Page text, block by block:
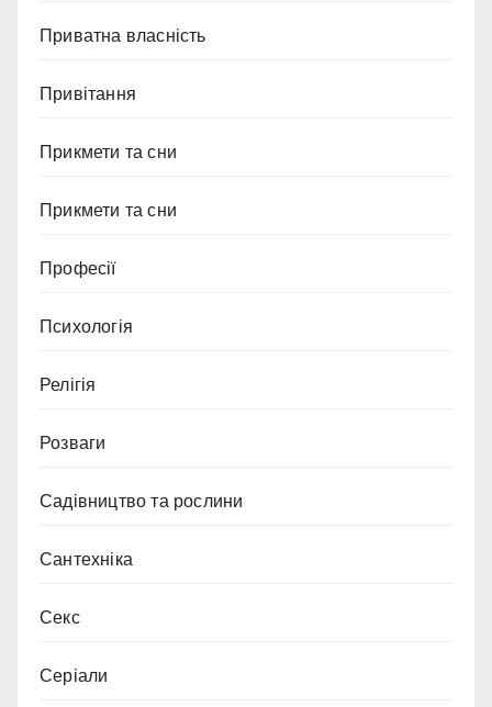
Приватна власність
Привітання
Прикмети та сни
Прикмети та сни
Професії
Психологія
Релігія
Розваги
Садівництво та рослини
Сантехніка
Секс
Серіали